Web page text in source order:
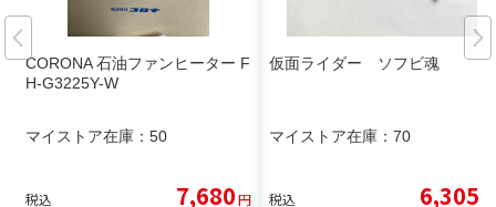
CORONA 石油ファンヒーター F
H-G3225Y-W
マイストア在庫： 50
税込 7,680円
仮面ライダー ソフビ魂
マイストア在庫： 70
税込 6,305